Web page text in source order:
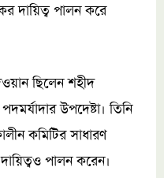
দায়িত্ব পালন করে
ছিলেন শহীদ
উপদেষ্টা। তিনি
কমিটির সাধারণ
পালন করেন।